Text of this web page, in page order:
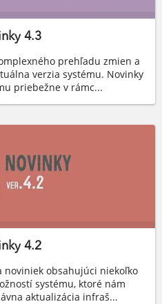
4.3
prehľadu zmien a
verzia systému. Novinky
priebežne v rámc...
4.2
noviniek obsahujúci niekoľko
systému, ktoré nám
aktualizácia infraš...